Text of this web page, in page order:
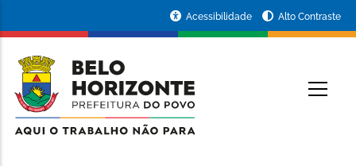
conteúdo
principal
da
Prefeitura
de
Acessibilidade Alto Contraste